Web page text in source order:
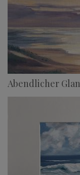
Abendlicher